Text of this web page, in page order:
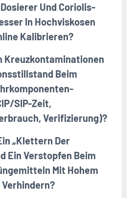
Und Coriolis-
In Hochviskosen
Kalibrieren?
Kreuzkontaminationen
Beim
SIP-Zeit,
Verifizierung)?
„Klettern Der
Ein Verstopfen Beim
Mit Hohem